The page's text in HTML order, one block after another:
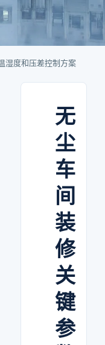
湿度和压差控制方案
无
尘
车
间
装
修
关
键
参